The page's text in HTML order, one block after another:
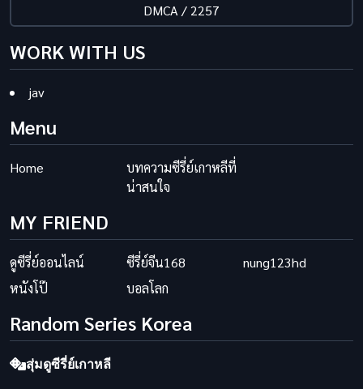
DMCA / 2257
WORK WITH US
jav
Menu
Home
บทความซีรี่ย์เกาหลีที่
น่าสนใจ
MY FRIEND
ดูซีรี่ย์ออนไลน์ ซีรี่ย์จีน168
nung123hd
หนังโป๊
บอลโลก
Random Series Korea
สุ่มดูซีรี่ย์เกาหลี